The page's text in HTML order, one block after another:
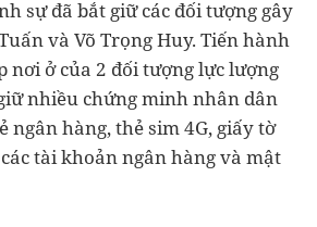
sự đã bắt giữ các đối tượng gây
và Võ Trọng Huy. Tiến hành
nơi ở của 2 đối tượng lực lượng
nhiều chứng minh nhân dân
ngân hàng, thẻ sim 4G, giấy tờ
tài khoản ngân hàng và mật